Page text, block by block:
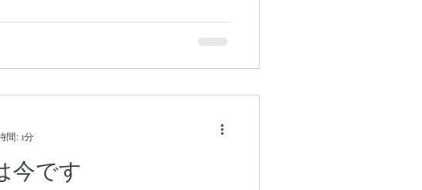
今です
間: 1分